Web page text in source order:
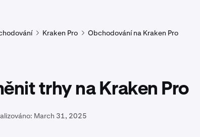
Kraken Pro Obchodování na Kraken Pro
trhy na Kraken Pro
March 31, 2025